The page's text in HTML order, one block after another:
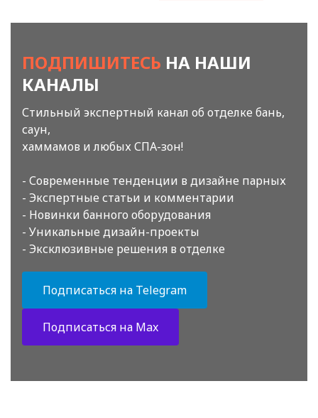
ПОДПИШИТЕСЬ НА НАШИ
КАНАЛЫ
Стильный экспертный канал об отделке бань,
саун,
хаммамов и любых СПА-зон!
- Современные тенденции в дизайне парных
- Экспертные статьи и комментарии
- Новинки банного оборудования
- Уникальные дизайн-проекты
- Эксклюзивные решения в отделке
Подписаться на Telegram
Подписаться на Max